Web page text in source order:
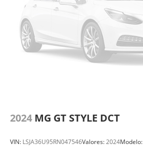
2024 MG GT STYLE DCT
VIN: LSJA36U95RN047546Valores:2024Modelo: